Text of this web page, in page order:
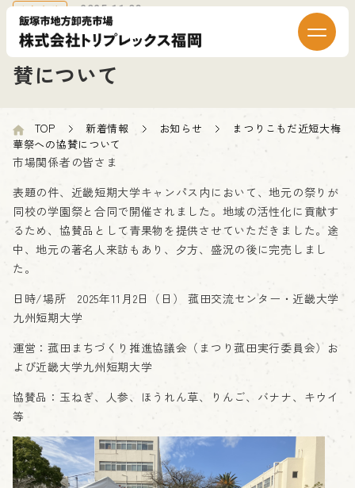
まつりこもだ近短大梅華祭への協
賛について
お知らせ 2025.11.03
TOP 新着情報 お知らせ
まつりこもだ近短大梅
華祭への協賛について
市場関係者の皆さま
表題の件、近畿短期大学キャンパス内において、地元の祭りが
同校の学園祭と合同で開催されました。地域の活性化に貢献す
るため、協賛品として青果物を提供させていただきました。途
中、地元の著名人来訪もあり、夕方、盛況の後に完売しまし
た。
日時/場所 2025年11月2日（日） 菰田交流センター・近畿大学
九州短期大学
運営：菰田まちづくり推進協議会（まつり菰田実行委員会）お
よび近畿大学九州短期大学
協賛品：玉ねぎ、人参、ほうれん草、りんご、バナナ、キウイ
等